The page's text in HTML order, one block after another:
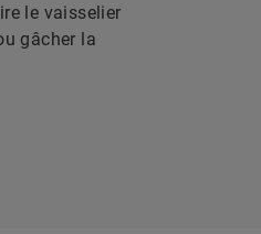
le vaisselier
gâcher la